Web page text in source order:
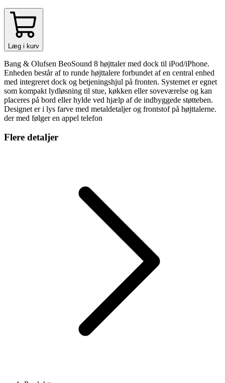
Læg i kurv
Bang & Olufsen BeoSound 8 højttaler med dock til iPod/iPhone.
Enheden består af to runde højttalere forbundet af en central enhed
med integreret dock og betjeningshjul på fronten. Systemet er egnet
som kompakt lydløsning til stue, køkken eller soveværelse og kan
placeres på bord eller hylde ved hjælp af de indbyggede støtteben.
Designet er i lys farve med metaldetaljer og frontstof på højttalerne.
der med følger en appel telefon
Flere detaljer